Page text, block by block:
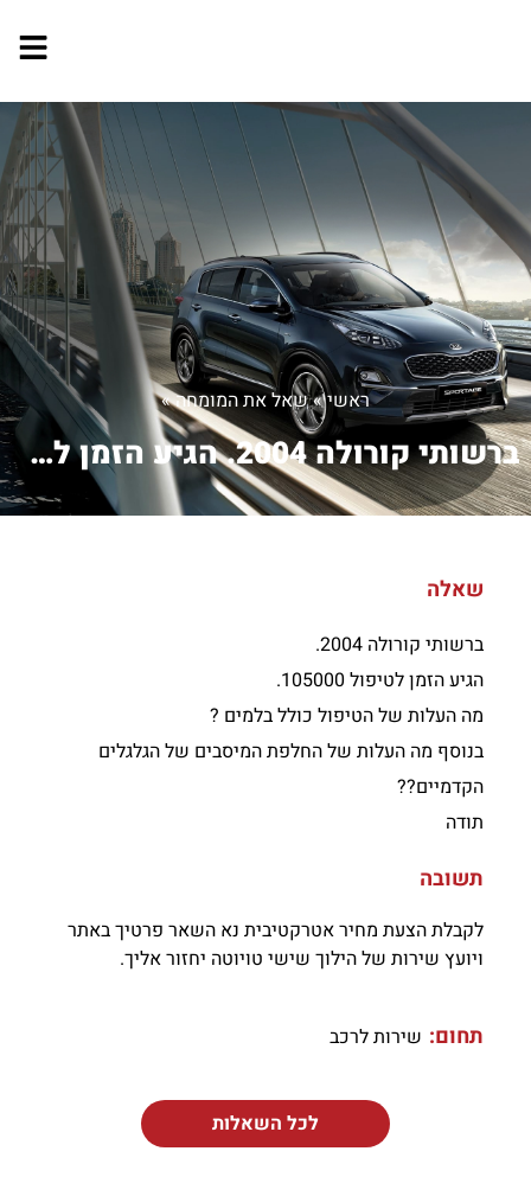
ראשי»שאל את המומחה»
ברשותי קורולה 2004. הגיע הזמן לטיפול...
שאלה
ברשותי קורולה 2004.
הגיע הזמן לטיפול 105000.
מה העלות של הטיפול כולל בלמים ?
בנוסף מה העלות של החלפת המיסבים של הגלגלים
הקדמיים??
תודה
תשובה
לקבלת הצעת מחיר אטרקטיבית נא השאר פרטיך באתר
ויועץ שירות של הילוך שישי טויוטה יחזור אליך.
תחום: שירות לרכב
לכל השאלות